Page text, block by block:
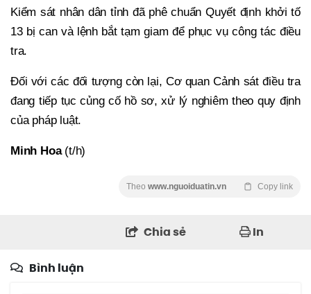
Kiểm sát nhân dân tỉnh đã phê chuẩn Quyết định khởi tố
13 bị can và lệnh bắt tạm giam để phục vụ công tác điều
tra.
Đối với các đối tượng còn lại, Cơ quan Cảnh sát điều tra
đang tiếp tục củng cố hồ sơ, xử lý nghiêm theo quy định
của pháp luật.
Minh Hoa(t/h)
Theo www.nguoiduatin.vn Copy link
Chia sẻ In
Bình luận